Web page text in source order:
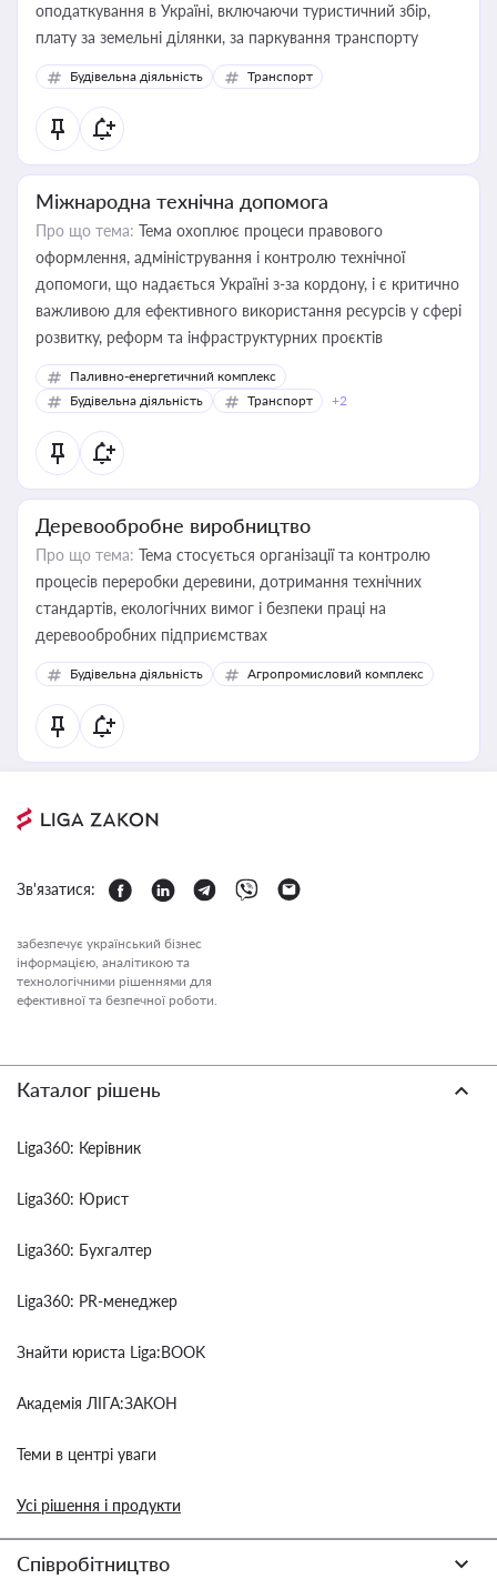
оподаткування в Україні, включаючи туристичний збір,
плату за земельні ділянки, за паркування транспорту
Будівельна діяльність Транспорт
Міжнародна технічна допомога
Про що тема: Тема охоплює процеси правового
оформлення, адміністрування і контролю технічної
допомоги, що надається Україні з-за кордону, і є критично
важливою для ефективного використання ресурсів у сфері
розвитку, реформ та інфраструктурних проєктів
Паливно-енергетичний комплекс
Будівельна діяльність
Транспорт +2
Деревообробне виробництво
Про що тема: Тема стосується організації та контролю
процесів переробки деревини, дотримання технічних
стандартів, екологічних вимог і безпеки праці на
деревообробних підприємствах
Будівельна діяльність Агропромисловий комплекс
Зв'язатися:
забезпечує український бізнес
інформацією, аналітикою та
технологічними рішеннями для
ефективної та безпечної роботи.
Каталог рішень
Liga360: Керівник
Liga360: Юрист
Liga360: Бухгалтер
Liga360: PR-менеджер
Знайти юриста Liga:BOOK
Академія ЛІГА:ЗАКОН
Теми в центрі уваги
Усі рішення і продукти
Співробітництво